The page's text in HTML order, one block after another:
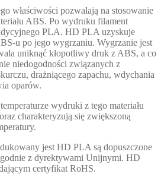
właściwości pozwalają na stosowanie
ABS. Po wydruku filament
PLA. HD PLA uzyskuje
u po jego wygrzaniu. Wygrzanie jest
uniknąć kłopotliwy druk z ABS, a co
niedogodności związanych z
drażniącego zapachu, wdychania
oparów.
wydruki z tego materiału
charakteryzują się zwiększoną
jest HD PLA są dopuszczone
z dyrektywami Unijnymi. HD
certyfikat RoHS.